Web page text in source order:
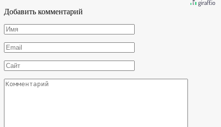
Добавить комментарий
Имя
*
Email
*
Сайт
Комментарий